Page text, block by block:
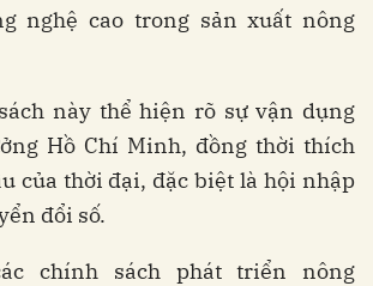
nghệ cao trong sản xuất nông
này thể hiện rõ sự vận dụng
Hồ Chí Minh, đồng thời thích
của thời đại, đặc biệt là hội nhập
đổi số.
chính sách phát triển nông